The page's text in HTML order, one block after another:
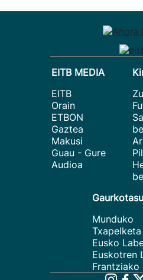
EITB MEDIA
EITB
Orain
ETBON
Gaztea
Makusi
Guau - Gure
Audioa
Munduko
Txapelketa
Eusko
Euskotren
Frantziako